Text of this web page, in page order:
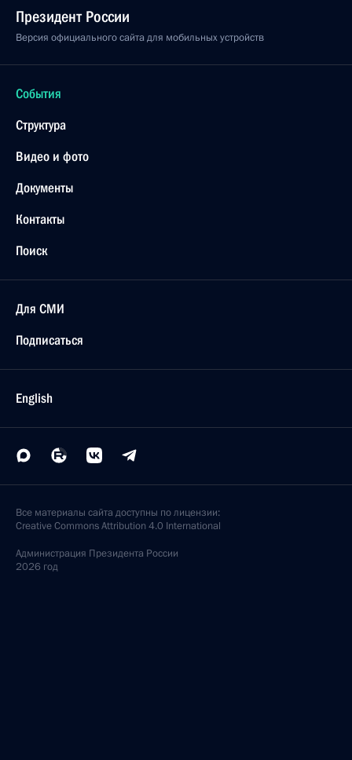
8 ноября 2011 года, 15:50
Любмин
Встреча с Федеральным президентом Германии
Кристианом Вульфом
Берлин
7 ноября 2011 года, понедельник
Совещание с руководством Вооружённых Сил
7 ноября 2011 года, 15:00
Москва, Кремль
7 ноября 2011 года, 13:00
Москва, Большой театр
Встреча с ветеранами Великой Отечественной
7 ноября 2011 года, 12:30
Москва